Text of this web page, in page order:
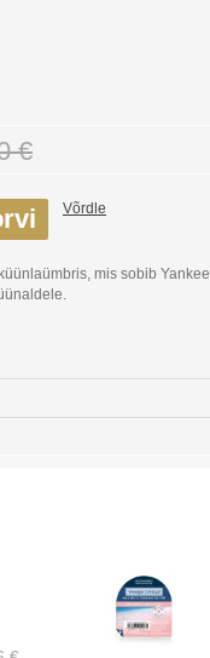
€
Võrdle
mis sobib Yankee